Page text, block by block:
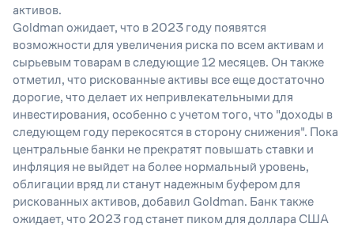
активов.
Goldman ожидает, что в 2023 году появятся
возможности для увеличения риска по всем активам и
сырьевым товарам в следующие 12 месяцев. Он также
отметил, что рискованные активы все еще достаточно
дорогие, что делает их непривлекательными для
инвестирования, особенно с учетом того, что "доходы в
следующем году перекосятся в сторону снижения". Пока
центральные банки не прекратят повышать ставки и
инфляция не выйдет на более нормальный уровень,
облигации вряд ли станут надежным буфером для
рискованных активов, добавил Goldman. Банк также
ожидает, что 2023 год станет пиком для доллара США